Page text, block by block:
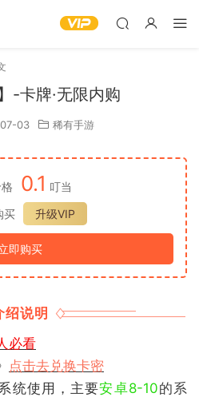
-卡牌·无限内购
03 稀有手游
0.1 叮当
买
升级VIP
即购买
绍说明
必看
点击去兑换卡密
统使用，主要安卓8-10的系